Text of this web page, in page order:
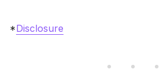
*Disclosure